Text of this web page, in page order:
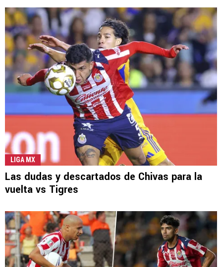
LIGA MX
Las dudas y descartados de Chivas para la
vuelta vs Tigres